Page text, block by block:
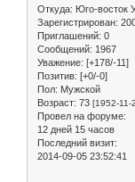
Откуда: Юго-восток
Зарегистрирован:
Приглашений: 0
Сообщений: 1967
Уважение: [+178/-11]
Позитив: [+0/-0]
Пол: Мужской
Возраст: 73 [1952-11-
Провел на форуме:
12 дней 15 часов
Последний визит:
2014-09-05 23:52:41